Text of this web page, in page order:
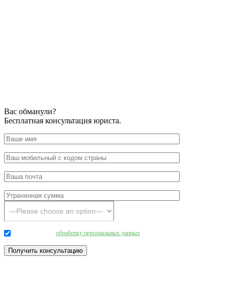
Вас обманули?
Бесплатная консультация юриста.
обработку персональных данных